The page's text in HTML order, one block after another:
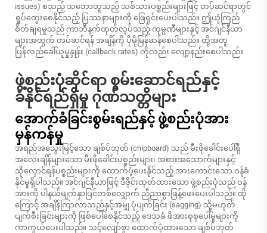
issues) စသည့် သဘောတူသည့် သစ်သားပစ္စည်းများဖြင့် တပ်ဆင်ရာတွင်
ရှုပ်ထွေးစေနိုင်သည့် ပြဿနာများကို ဖြေရှင်းပေးပါသည်။ ဤယုံကြည်
စိတ်ချရမှုသည် ကာဘီနက်ထုတ်လုပ်သည့် ကုမ္ပဏီများနှင့် အင်ဂျင်နီယာ
များအတွက် တပ်ဆင်ရန် အချိန်ကို ပိုမိုမြန်ဆန်စေပါသည်။ ထို့အတူ
ပြန်လည်ခေါ်ယူမှုနှုန်း (callback rates) ကိုလည်း လျော့နည်းစေပါသည်။
ဖွဲ့စည်းပုံဆိုင်ရာ စွမ်းဆောင်ရည်နှင့်
ခံနိုင်ရည်ရှိမှု ဂုဏ်သတ္တိများ
အောက်ခံခြင်းစွမ်းရည်နှင့် ဖွဲ့စည်းပုံအား
မှန်ကန်မှု
အရည်အသွေးမြင့်သော ချစ်ပ်ဘုတ် (chipboard) သည် မီးဖိုခေါင်းပေါ်ရှိ
အလေးချိန်များသော မီးဖိုခေါင်းပစ္စည်းများ၊ အစားအသောက်များနှင့်
သိုလှောင်ရန်ပစ္စည်းများကို ထောက်ပံ့ပေးနိုင်သည့် အားကောင်းသော ဝန်ခံ
နိုင်မှုရှိပါသည်။ အင်ဂျင်နီယာဖြင့် ဒီဇိုင်းထုတ်ထားသော ဖွဲ့စည်းပုံသည် ဝန်
အားကို ပါနယ်မျက်နှာပြင်တစ်လျှောက် ညီညာစွာဖြန့်ဖေးပေးပါသည်။ ထို
ကြောင့် အချိန်ကြာလာသည်နှင့်အမျှ ပုံပျက်ခြင်း (sagging) သို့မဟုတ်
ပျက်စီးခြင်းများကို ဖြစ်ပေါ်စေနိုင်သည့် ဒေသခံ ဖိအားစုစုပေါ်မှုများကို
ကာကွယ်ပေးပါသည်။ သင့်လျော်စွာ ထောက်ပံ့ထားသော ချစ်ပ်ဘုတ်